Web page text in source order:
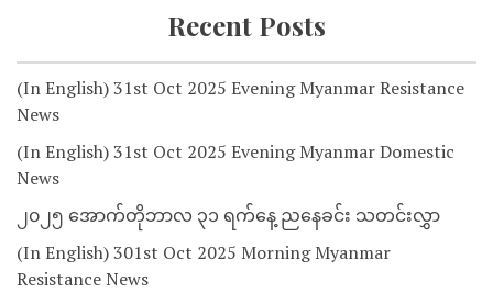
Recent Posts
(In English) 31st Oct 2025 Evening Myanmar Resistance
News
(In English) 31st Oct 2025 Evening Myanmar Domestic
News
၂၀၂၅ အောက်တိုဘာလ ၃၁ ရက်နေ့ ညနေခင်း သတင်းလွှာ
(In English) 301st Oct 2025 Morning Myanmar
Resistance News